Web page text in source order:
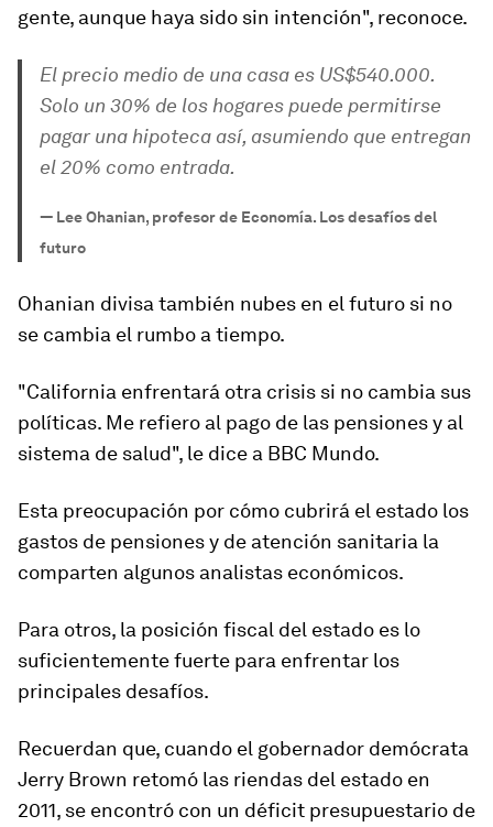
gente, aunque haya sido sin intención", reconoce.
El precio medio de una casa es US$540.000.
Solo un 30% de los hogares puede permitirse
pagar una hipoteca así, asumiendo que entregan
el 20% como entrada.
— Lee Ohanian, profesor de Economía. Los desafíos del
futuro
Ohanian divisa también nubes en el futuro si no
se cambia el rumbo a tiempo.
"California enfrentará otra crisis si no cambia sus
políticas. Me refiero al pago de las pensiones y al
sistema de salud", le dice a BBC Mundo.
Esta preocupación por cómo cubrirá el estado los
gastos de pensiones y de atención sanitaria la
comparten algunos analistas económicos.
Para otros, la posición fiscal del estado es lo
suficientemente fuerte para enfrentar los
principales desafíos.
Recuerdan que, cuando el gobernador demócrata
Jerry Brown retomó las riendas del estado en
2011, se encontró con un déficit presupuestario de